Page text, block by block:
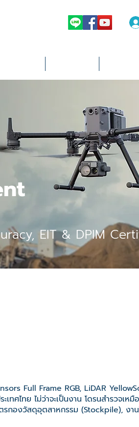
EIT & DPIM
Full Frame RGB, LiDAR
ศไทย ไม่ว่าจะเป็นงาน โดรนสำรวจเหมื
รกองวัสดุอุตสาหกรรม (Stockpile), งา